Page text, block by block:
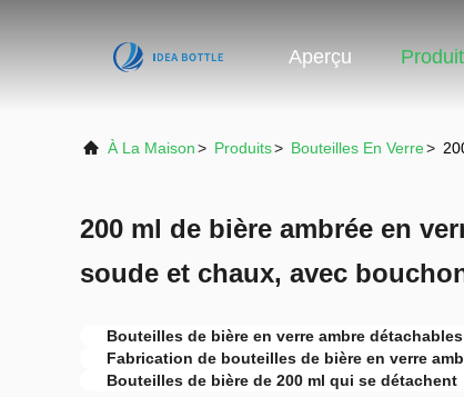
Aperçu
À La Maison> Produits> Bouteilles En Verre>
200 ml de bière ambrée en
soude et chaux, avec
Bouteilles de bière en verre ambre détachables
Fabrication de bouteilles de bière en verre
Bouteilles de bière de 200 ml qui se détachent